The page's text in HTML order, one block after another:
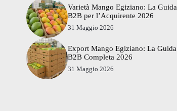
Varietà Mango Egiziano: La Guida
B2B per l’Acquirente 2026
31 Maggio 2026
Export Mango Egiziano: La Guida
B2B Completa 2026
31 Maggio 2026